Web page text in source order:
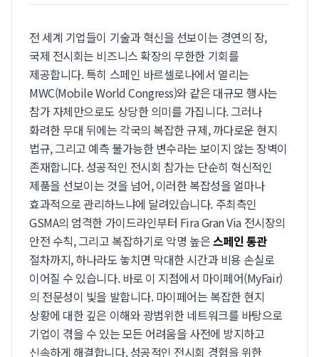
전 세계 기업들이 기술과 혁신을 선보이는 경연의 장,
국제 전시회는 비즈니스 확장의 무한한 기회를
제공합니다. 특히 스페인 바르셀로나에서 열리는
MWC(Mobile World Congress)와 같은 대규모 행사는
참가 자체만으로도 상당한 의미를 가집니다. 그러나
화려한 무대 뒤에는 각국의 복잡한 규제, 까다로운 현지
법규, 그리고 예측 불가능한 변수라는 보이지 않는 장벽이
존재합니다. 성공적인 전시회 참가는 단순히 혁신적인
제품을 선보이는 것을 넘어, 이러한 복잡성을 얼마나
효과적으로 관리하느냐에 달려있습니다. 주최측인
GSMA의 엄격한 가이드라인부터 Fira Gran Via 전시장의
안전 수칙, 그리고 복잡하기로 악명 높은스페인 통관
절차까지, 하나라도 놓치면 막대한 시간과 비용 손실로
이어질 수 있습니다. 바로 이 지점에서 마이페어(MyFair)
의 전문성이 빛을 발합니다. 마이페어는 복잡한 현지
상황에 대한 깊은 이해와 광범위한 네트워크를 바탕으로
기업이 겪을 수 있는 모든 어려움을 사전에 방지하고
신속하게 해결합니다. 성공적인 전시회 경험을 위한